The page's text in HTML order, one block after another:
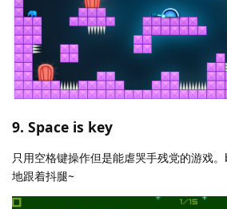
9. Space is key
只用空格键操作但是能虐哭手残党的游戏
地跟着抖腿~